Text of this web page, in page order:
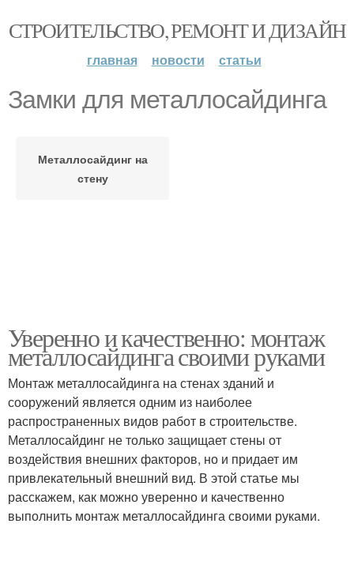
СТРОИТЕЛЬСТВО, РЕМОНТ И ДИЗАЙН
главная новости статьи
Замки для металлосайдинга
Металлосайдинг на
стену
Уверенно и качественно: монтаж
металлосайдинга своими руками
Монтаж металлосайдинга на стенах зданий и
сооружений является одним из наиболее
распространенных видов работ в строительстве.
Металлосайдинг не только защищает стены от
воздействия внешних факторов, но и придает им
привлекательный внешний вид. В этой статье мы
расскажем, как можно уверенно и качественно
выполнить монтаж металлосайдинга своими руками.